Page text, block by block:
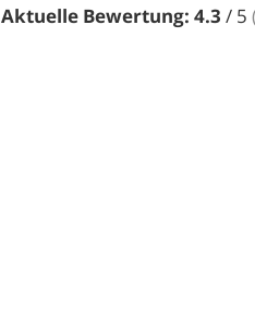
Aktuelle Bewertung: 4.3 / 5